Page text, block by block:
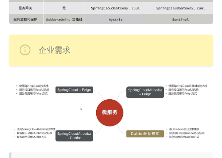
企业需求